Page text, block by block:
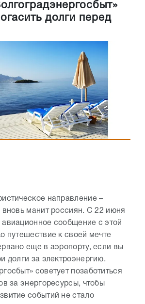
долги перед
направление –
вновь манит россиян. С 22 июня
авиационное сообщение с этой
путешествие к своей мечте
еще в аэропорту, если вы
долги за электроэнергию.
советует позаботиться
за энергоресурсы, чтобы
событий не стало